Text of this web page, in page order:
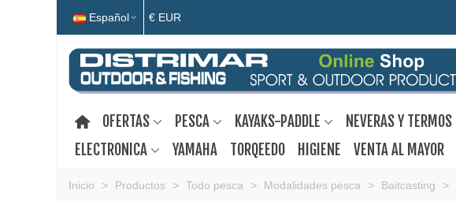
Español € EUR
OFERTAS PESCA KAYAKS-PADDLE NEVERAS Y TERMOS
ELECTRONICA
YAMAHA TORQEEDO HIGIENE VENTA AL MAYOR
Inicio > Productos > Todo pesca > Modalidades pesca > Baitcasting >